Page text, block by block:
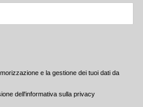
e la gestione dei tuoi dati da
dell'informativa sulla privacy